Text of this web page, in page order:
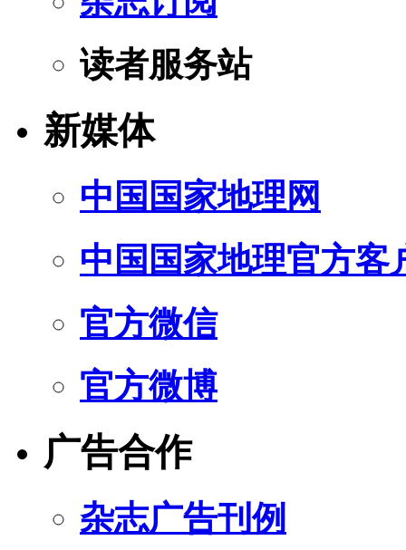
读者服务站
新媒体
中国国家地理网
中国国家地理官方客
官方微信
官方微博
广告合作
杂志广告刊例